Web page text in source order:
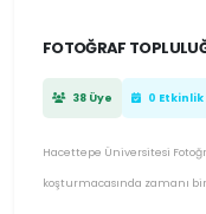
FOTOĞRAF
38 Üye 0 Etkinlik
Hacettepe Üniversitesi
koşturmacasında zamanı bir